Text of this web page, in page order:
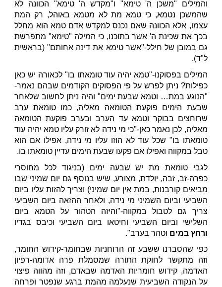
והמילים "משכן ה' טימא" ו"מקדש ה' טימא" הכוונה לא
שהמשכן נטמא, כי טמא מת לא מטמא באוהל, רק המת
עצמו, אלא הכוונה שאם נכנס למקדש אדם טמא הוא מחלל
בכך את שכינת ה' אשר בתוכנו, כי המילה "טימא" מתפרשת
גם במובן של חילל-"אשר טימא את דינה אחותם" (בראשית
ל"ד).
המילים בפסוקנו-"טמא יהיה עוד טומאתו בו" לכאורה יש כאן
כפילות? ניתן לפרש על פי הפסוקים הקודמים שבהם נאמר-
"הנוגע במת… וטמא שבעת ימים" והיה ניתן לחשוב שלאחר
שבעת הימים פוקעת הטומאה מאליה, כמו טומאת ערב
שרוחצים בבוקר וטמא עד הערב ובערב פוקעת הטומאה
מאליה, לכן נאמר כאן-"כי מי נידה לא זורק עליו טמא יהיה עוד
טומאתו בו" שכל עוד לא הוזו עליו מי נידה, אפילו אם הוא
טבל במקווה ואפילו אם פקעו שבעת הימים עדיין טומאתו בו.
לגבי טומאת מת יש שבעה ימים (בניגוד לכל מחוסרי
כפרה-זב, זבה, יולדת, מצורע, שיש בנוסף גם יום שמיני שבו
מביאים קורבנות, במת אין יום שמיני) וצריך להזות עליו ביום
השביעי וביום השמיני מי נידה, ולאחר ההזאה ביום השביעי
צריך גם לטבול במקווה-"והיזה הטהור על הטמא ביום
השלישי וביום השביעי וחיטאו ביום השביעי וכיבס בגדיו
ורחץ במים וטהר בערב".
כפי שהסברנו ששבע זה הרוחניות שבחומר-קידוש החומר,
וזה מתקשר לחוקת התורה שמסמלת פרה אדומה-רפיון
האדמה, קידוש חומריות האדמה שבאדם, וזה מהווה פיצוי
על הנקודה השביעית שנעלמה מהמת ברגע שנפטר ופרחה